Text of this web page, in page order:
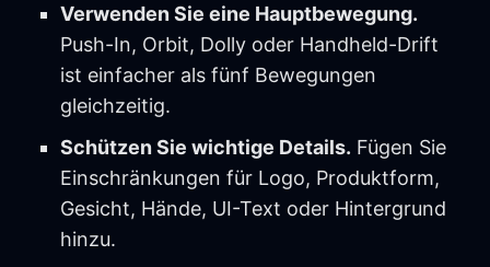
Verwenden Sie eine Hauptbewegung.
Push-In, Orbit, Dolly oder Handheld-Drift
ist einfacher als fünf Bewegungen
gleichzeitig.
Schützen Sie wichtige Details. Fügen Sie
Einschränkungen für Logo, Produktform,
Gesicht, Hände, UI-Text oder Hintergrund
hinzu.